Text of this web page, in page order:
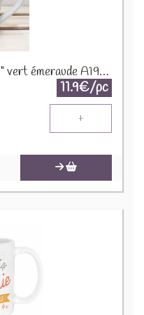
Large Mug "Happy Birthday" vert émeraude A195724
11.9€/pc
+